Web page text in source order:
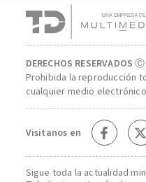
DERECHOS RESERVADOS
Prohibida la reproducción
cualquier medio
Visitanos en
Sigue toda la actualidad